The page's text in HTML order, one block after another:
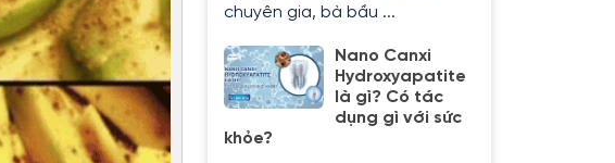
chuyên gia, bà bầu ...
Nano Canxi
Hydroxyapatite
là gì? Có tác
dụng gì với sức
khỏe?